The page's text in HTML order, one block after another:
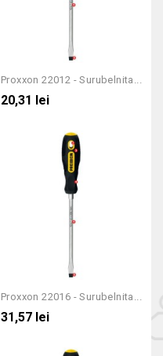
Proxxon 22012 - Surubelnita...
20,31 lei
Proxxon 22016 - Surubelnita...
31,57 lei